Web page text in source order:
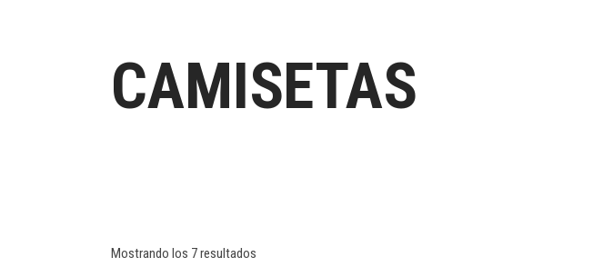
CAMISETAS
Mostrando los 7 resultados